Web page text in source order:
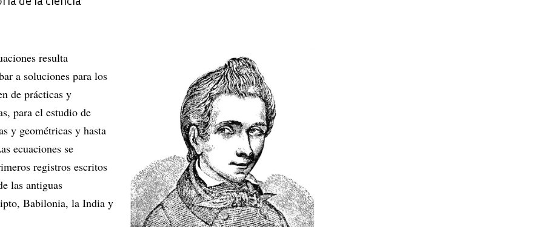
resulta
a soluciones para los
de prácticas y
para el estudio de
y geométricas y hasta
ecuaciones se
registros escritos
las antiguas
Babilonia, la India y